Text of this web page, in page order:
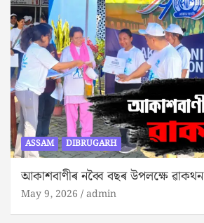
ASSAM DIBRUGARH
আকাশবাণীৰ নব্বৈ বছৰ উপলক্ষে ৱাকথন
May 9, 2026 admin